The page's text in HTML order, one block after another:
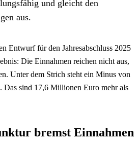
und gleicht den
aus.
Entwurf für den Jahresabschluss 2025
Die Einnahmen reichen nicht aus,
Unter dem Strich steht ein Minus von
sind 17,6 Millionen Euro mehr als
bremst Einnahmen